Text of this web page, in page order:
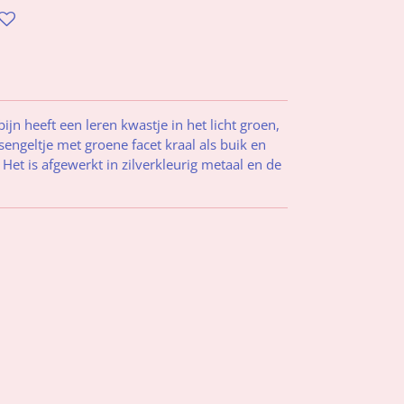
heeft een leren kwastje in het licht groen,
met groene facet kraal als buik en
is afgewerkt in zilverkleurig metaal en de